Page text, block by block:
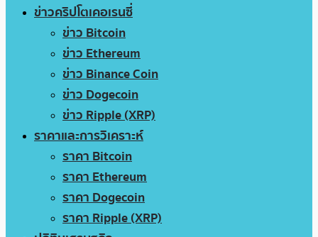
ข่าวคริปโตเคอเรนซี่
ข่าว Bitcoin
ข่าว Ethereum
ข่าว Binance Coin
ข่าว Dogecoin
ข่าว Ripple (XRP)
ราคาและการวิเคราะห์
ราคา Bitcoin
ราคา Ethereum
ราคา Dogecoin
ราคา Ripple (XRP)